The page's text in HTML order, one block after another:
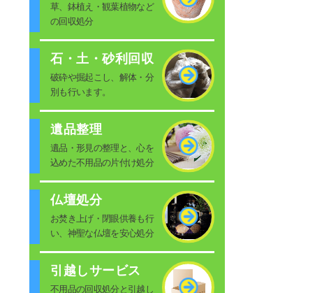
草、鉢植え・観葉植物など
の回収処分
石・土・砂利回収
破砕や掘起こし、解体・分
別も行います。
遺品整理
遺品・形見の整理と、心を
込めた不用品の片付け処分
仏壇処分
お焚き上げ・閉眼供養も行
い、神聖な仏壇を安心処分
引越しサービス
不用品の回収処分と引越し